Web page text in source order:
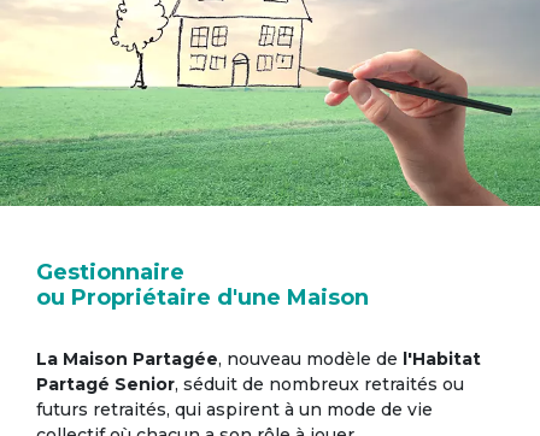
Gestionnaire
ou Propriétaire d'une Maison
La Maison Partagée, nouveau modèle de l'Habitat
Partagé Senior, séduit de nombreux retraités ou
futurs retraités, qui aspirent à un mode de vie